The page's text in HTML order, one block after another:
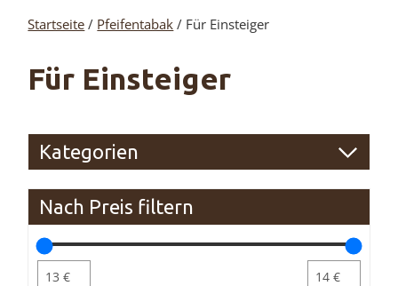
Startseite / Pfeifentabak / Für Einsteiger
Für Einsteiger
Kategorien
Nach Preis filtern